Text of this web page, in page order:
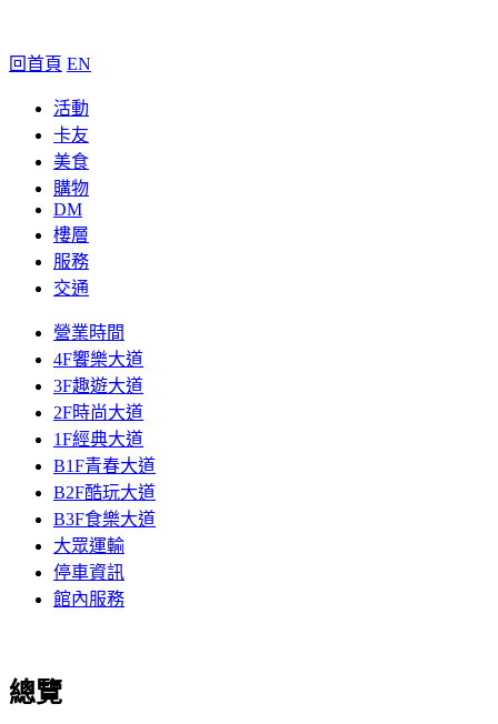
回首頁 EN
活動
卡友
美食
購物
DM
樓層
服務
交通
營業時間
4F饗樂大道
3F趣遊大道
2F時尚大道
1F經典大道
B1F青春大道
B2F酷玩大道
B3F食樂大道
大眾運輸
停車資訊
館內服務
總覽